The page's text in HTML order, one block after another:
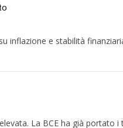
inflazione e stabilità
La BCE ha già